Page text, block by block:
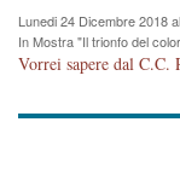
Lunedi 24 Dicembre 2018
In Mostra "Il trionfo del